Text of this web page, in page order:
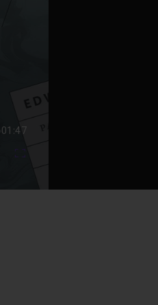
01:47
Fullscreen